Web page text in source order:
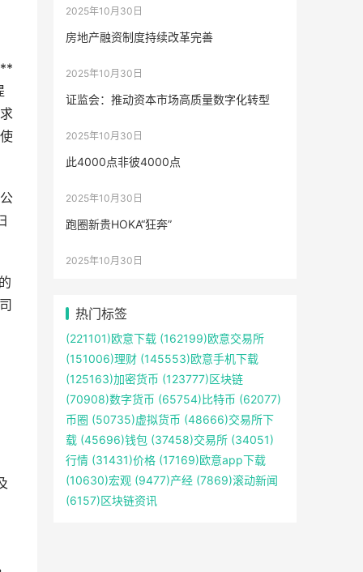
2025年10月30日
房地产融资制度持续改革完善
2025年10月30日
证监会：推动资本市场高质量数字化转型
2025年10月30日
此4000点非彼4000点
2025年10月30日
跑圈新贵HOKA“狂奔”
2025年10月30日
热门标签
(221101)欧意下载 (162199)欧意交易所
(151006)理财 (145553)欧意手机下载
(125163)加密货币 (123777)区块链
(70908)数字货币 (65754)比特币 (62077)
币圈 (50735)虚拟货币 (48666)交易所下
载 (45696)钱包 (37458)交易所 (34051)
行情 (31431)价格 (17169)欧意app下载
(10630)宏观 (9477)产经 (7869)滚动新闻
(6157)区块链资讯